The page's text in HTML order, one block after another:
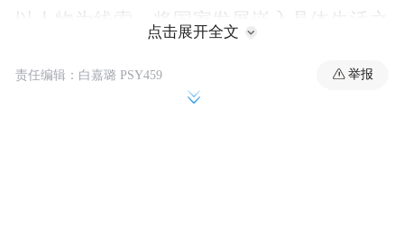
以人物为线索，将国家发展嵌入具体生活之
转变、基层工作者的坚守与选择……这些带
点击展开全文
责任编辑：白嘉璐 PSY459 举报